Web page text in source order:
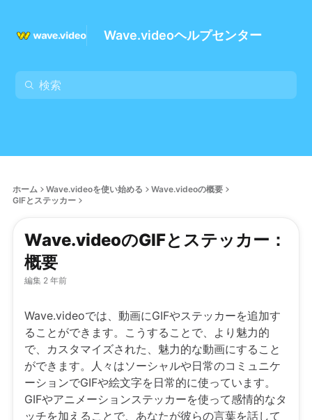
Wave.videoヘルプセンター
ホーム Wave.videoを使い始める
Wave.videoの概要
GIFとステッカー
Wave.videoのGIFとステッカー：
概要
編集 2 年前
Wave.videoでは、動画にGIFやステッカーを追加す
ることができます。こうすることで、より魅力的
で、カスタマイズされた、魅力的な動画にすること
ができます。人々はソーシャルや日常のコミュニケ
ーションでGIFや絵文字を日常的に使っています。
GIFやアニメーションステッカーを使って感情的なタ
ッチを加えることで、あなたが彼らの言葉を話して